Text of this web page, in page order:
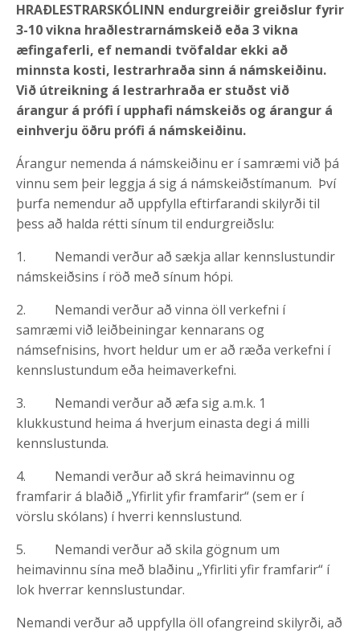
HRAÐLESTRARSKÓLINN endurgreiðir greiðslur fyrir
3-10 vikna hraðlestrarnámskeið eða 3 vikna
æfingaferli, ef nemandi tvöfaldar ekki að
minnsta kosti, lestrarhraða sinn á námskeiðinu.
Við útreikning á lestrarhraða er stuðst við
árangur á prófi í upphafi námskeiðs og árangur á
einhverju öðru prófi á námskeiðinu.
Árangur nemenda á námskeiðinu er í samræmi við þá
vinnu sem þeir leggja á sig á námskeiðstímanum. Því
þurfa nemendur að uppfylla eftirfarandi skilyrði til
þess að halda rétti sínum til endurgreiðslu:
1. Nemandi verður að sækja allar kennslustundir
námskeiðsins í röð með sínum hópi.
2. Nemandi verður að vinna öll verkefni í
samræmi við leiðbeiningar kennarans og
námsefnisins, hvort heldur um er að ræða verkefni í
kennslustundum eða heimaverkefni.
3. Nemandi verður að æfa sig a.m.k. 1
klukkustund heima á hverjum einasta degi á milli
kennslustunda.
4. Nemandi verður að skrá heimavinnu og
framfarir á blaðið „Yfirlit yfir framfarir“ (sem er í
vörslu skólans) í hverri kennslustund.
5. Nemandi verður að skila gögnum um
heimavinnu sína með blaðinu „Yfirliti yfir framfarir“ í
lok hverrar kennslustundar.
Nemandi verður að uppfylla öll ofangreind skilyrði, að